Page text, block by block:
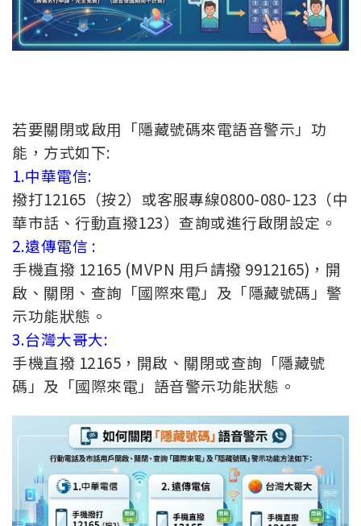
若要關閉或啟用「隱藏號碼來電語音警示」功
能，方式如下:
1.中華電信:
撥打12165（按2）或客服專線0800-080-123（中
華市話、行動直撥123）查詢或進行啟閉設定。
2.遠傳電信 :
手機直撥 12165 (MVPN 用戶請撥 9912165)，開
啟、關閉、查詢「國際來電」及「隱藏號碼」警
示功能狀態。
3.台灣大哥大:
手機直撥 12165，開啟、關閉或查詢「隱藏號
碼」及「國際來電」語音警示功能狀態。